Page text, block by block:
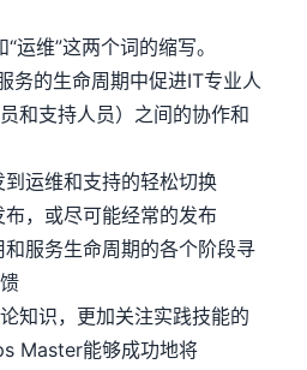
维”这两个词的缩写。
务的生命周期中促进IT专业人
和支持人员）之间的协作和
运维和支持的轻松切换
或尽可能经常的发布
务生命周期的各个阶段寻
识，更加关注实践技能的
Master能够成功地将